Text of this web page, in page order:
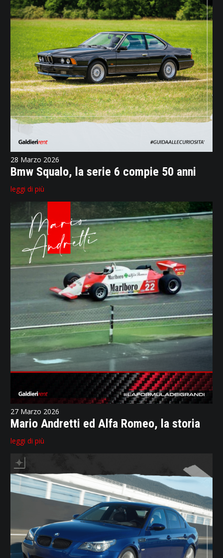
28 Marzo 2026
Bmw Squalo, la serie 6 compie 50 anni
leggi di più
27 Marzo 2026
Mario Andretti ed Alfa Romeo, la storia
leggi di più